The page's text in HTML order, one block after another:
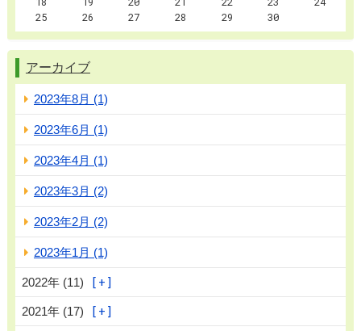
25
26 27 28 29 30
アーカイブ
2023年8月 (1)
2023年6月 (1)
2023年4月 (1)
2023年3月 (2)
2023年2月 (2)
2023年1月 (1)
2022年 (11)
2021年 (17)